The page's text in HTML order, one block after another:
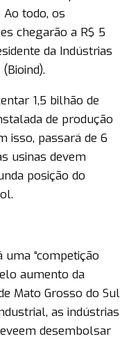
todo, os
chegarão a R$ 5
da Indústrias
1,5 bilhão de
de produção
isso, passará de 6
usinas devem
posição do
uma “competição
aumento da
Mato Grosso do Sul
as indústrias
desembolsar